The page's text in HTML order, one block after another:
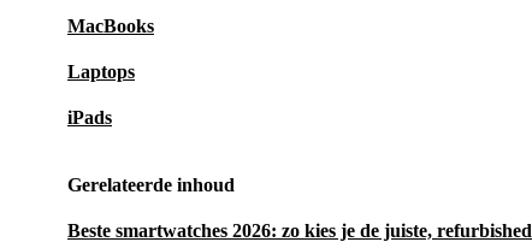
MacBooks
Laptops
iPads
Gerelateerde inhoud
Beste smartwatches 2026: zo kies je de juiste, refurbished